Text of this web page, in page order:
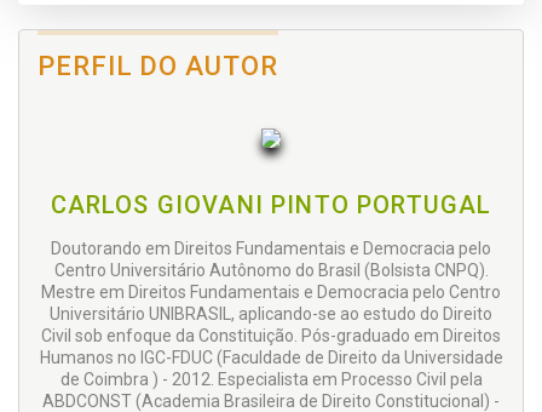
PERFIL DO AUTOR
CARLOS GIOVANI PINTO PORTUGAL
Doutorando em Direitos Fundamentais e Democracia pelo
Centro Universitário Autônomo do Brasil (Bolsista CNPQ).
Mestre em Direitos Fundamentais e Democracia pelo Centro
Universitário UNIBRASIL, aplicando-se ao estudo do Direito
Civil sob enfoque da Constituição. Pós-graduado em Direitos
Humanos no IGC-FDUC (Faculdade de Direito da Universidade
de Coimbra ) - 2012. Especialista em Processo Civil pela
ABDCONST (Academia Brasileira de Direito Constitucional) -